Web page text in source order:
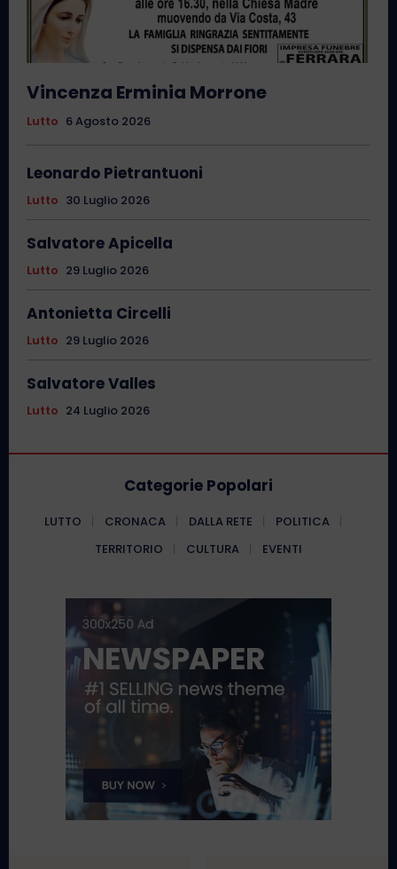
Vincenza Erminia Morrone
Lutto 6 Agosto 2026
Leonardo Pietrantuoni
Lutto 30 Luglio 2026
Salvatore Apicella
Lutto 29 Luglio 2026
Antonietta Circelli
Lutto 29 Luglio 2026
Salvatore Valles
Lutto 24 Luglio 2026
Categorie Popolari
LUTTO CRONACA DALLA RETE
POLITICA
TERRITORIO
CULTURA EVENTI